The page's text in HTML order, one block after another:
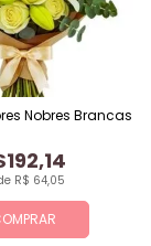
R$ 64,05
Nobres Brancas